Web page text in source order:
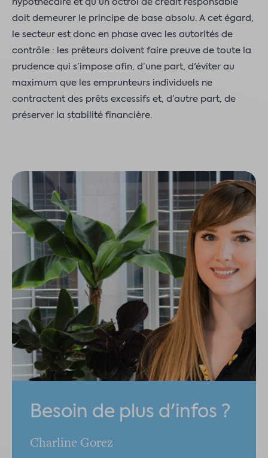
hypothécaire et qu’un octroi de crédit responsable
doit demeurer le principe de base absolu. A cet égard,
le secteur est donc en phase avec les autorités de
contrôle : les prêteurs doivent faire preuve de toute la
prudence qui s’impose afin, d’une part, d'éviter au
maximum que les emprunteurs individuels ne
contractent des prêts excessifs et, d’autre part, de
préserver la stabilité financière.
Besoin de plus d'infos ?
Charline Gorez